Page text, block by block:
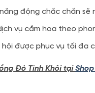
động chắc chắn
vụ cắm hoa theo
được phục vụ tối đa
Đỏ Tinh Khôi tại